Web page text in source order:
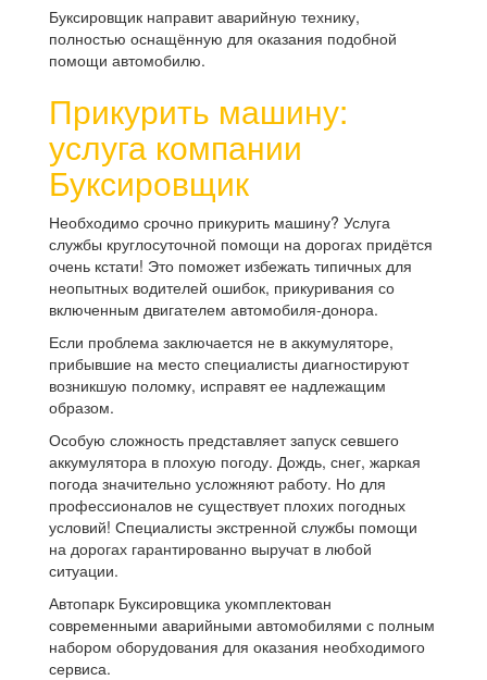
Буксировщик направит аварийную технику,
полностью оснащённую для оказания подобной
помощи автомобилю.
Прикурить машину:
услуга компании
Буксировщик
Необходимо срочно прикурить машину? Услуга
службы круглосуточной помощи на дорогах придётся
очень кстати! Это поможет избежать типичных для
неопытных водителей ошибок, прикуривания со
включенным двигателем автомобиля-донора.
Если проблема заключается не в аккумуляторе,
прибывшие на место специалисты диагностируют
возникшую поломку, исправят ее надлежащим
образом.
Особую сложность представляет запуск севшего
аккумулятора в плохую погоду. Дождь, снег, жаркая
погода значительно усложняют работу. Но для
профессионалов не существует плохих погодных
условий! Специалисты экстренной службы помощи
на дорогах гарантированно выручат в любой
ситуации.
Автопарк Буксировщика укомплектован
современными аварийными автомобилями с полным
набором оборудования для оказания необходимого
сервиса.